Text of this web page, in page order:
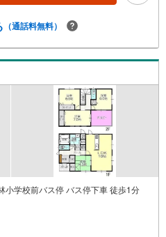
（通話料無料）
小学校前バス停 バス停下車 徒歩1分